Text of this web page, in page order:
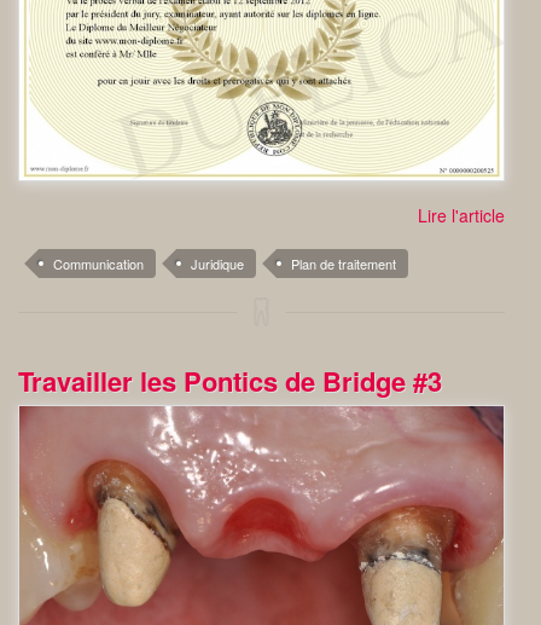
Lire l'article
Communication Juridique Plan de traitement
Travailler les Pontics de Bridge #3